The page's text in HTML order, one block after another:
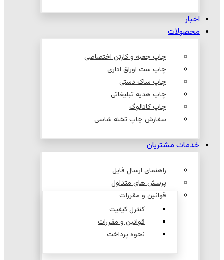
اخبار
محصولات
چاپ جعبه و کارتن اختصاصی
چاپ ست اوراق اداری
چاپ ساک دستی
چاپ هدیه تبلیغاتی
چاپ کاتالوگ
سفارش چاپ تخته شاسی
خدمات مشتریان
راهنمای ارسال فایل
پرسش های متداول
قوانین و مقررات
کنترل کیفیت
قوانین و مقررات
نحوه پرداخت